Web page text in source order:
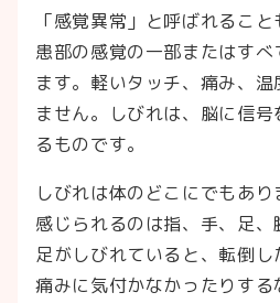
「感覚異常」と呼ばれるこ
患部の感覚の一部またはす
ます。軽いタッチ、痛み、
ません。しびれは、脳に信
るものです。
しびれは体のどこにでもあ
感じられるのは指、手、足
足がしびれていると、転倒し
痛みに気付かなかったりす